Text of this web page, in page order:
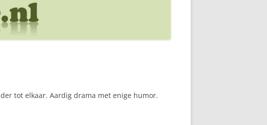
tot elkaar. Aardig drama met enige humor.